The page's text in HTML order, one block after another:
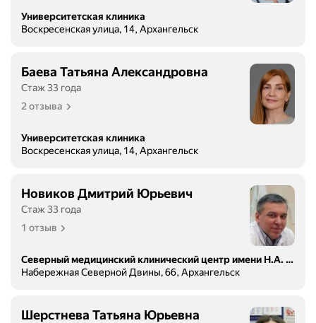
Университетская клиника
Воскресенская улица, 14, Архангельск
Баева Татьяна Александровна
Стаж 33 года
2 отзыва
Университетская клиника
Воскресенская улица, 14, Архангельск
Новиков Дмитрий Юрьевич
Стаж 33 года
1 отзыв
Северный медицинский клинический центр имени Н.А. Семашко, центральная поликлиника
Набережная Северной Двины, 66, Архангельск
Шерстнева Татьяна Юрьевна